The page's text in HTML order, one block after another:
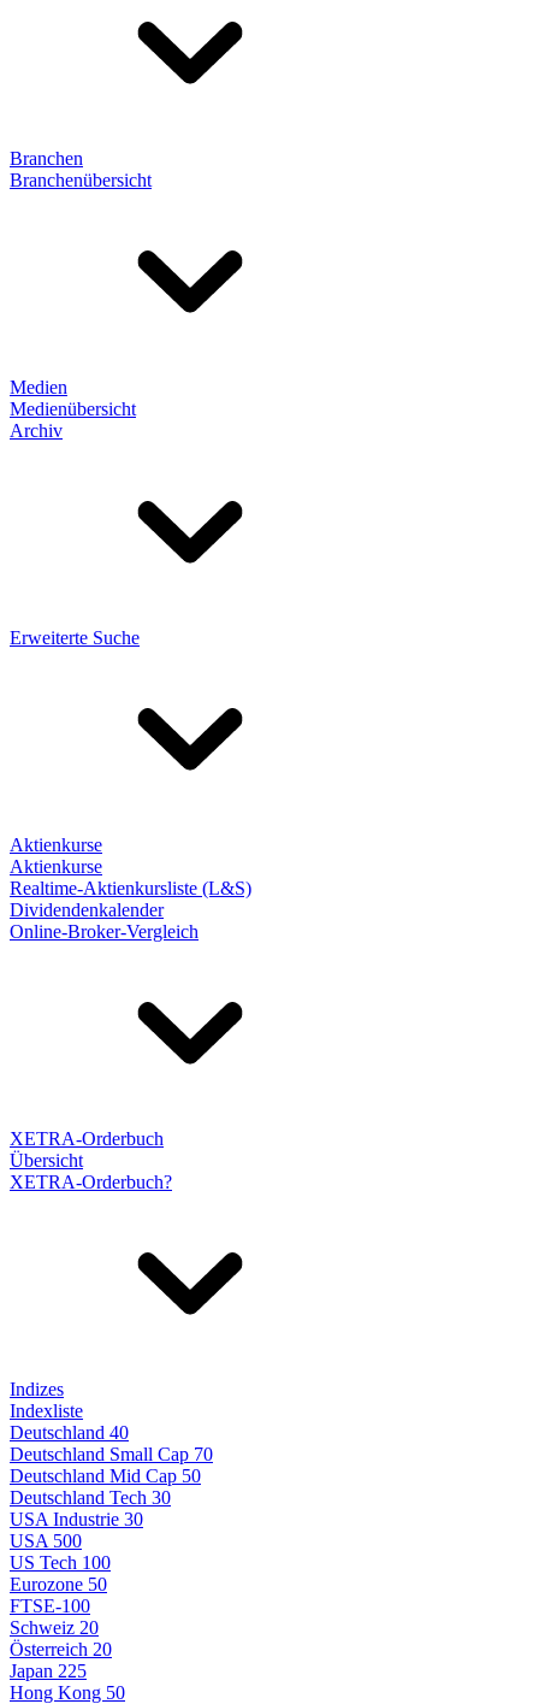
Branchen
Branchenübersicht
Medien
Medienübersicht
Archiv
Erweiterte Suche
Aktienkurse
Aktienkurse
Realtime-Aktienkursliste (L&S)
Dividendenkalender
Online-Broker-Vergleich
XETRA-Orderbuch
Übersicht
XETRA-Orderbuch?
Indizes
Indexliste
Deutschland 40
Deutschland Small Cap 70
Deutschland Mid Cap 50
Deutschland Tech 30
USA Industrie 30
USA 500
US Tech 100
Eurozone 50
FTSE-100
Schweiz 20
Österreich 20
Japan 225
Hong Kong 50